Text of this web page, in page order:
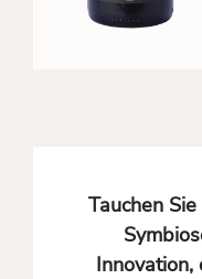
Tauchen
Innovation,